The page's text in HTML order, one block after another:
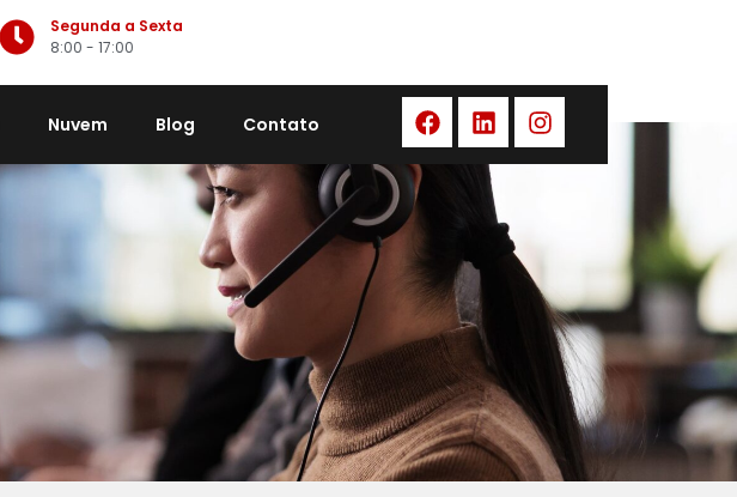
Segunda a Sexta
8:00 - 17:00
Nuvem Blog Contato